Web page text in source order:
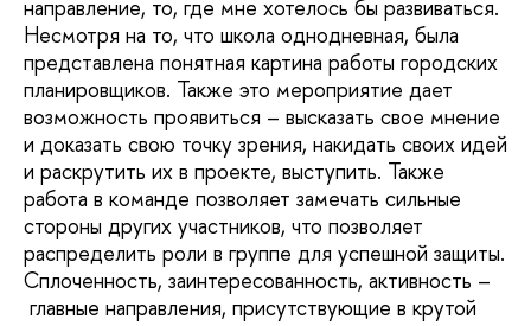
направление, то, где мне хотелось бы развиваться.
Несмотря на то, что школа однодневная, была
представлена понятная картина работы городских
планировщиков. Также это мероприятие дает
возможность проявиться – высказать свое мнение
и доказать свою точку зрения, накидать своих идей
и раскрутить их в проекте, выступить. Также
работа в команде позволяет замечать сильные
стороны других участников, что позволяет
распределить роли в группе для успешной защиты.
Сплоченность, заинтересованность, активность –
главные направления, присутствующие в крутой